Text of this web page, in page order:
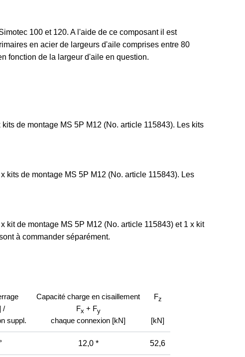
100 et 120. A l'aide de ce composant il est
en acier de largeurs d'aile comprises entre 80
fonction de la largeur d'aile en question.
de montage MS 5P M12 (No. article 115843). Les kits
kits de montage MS 5P M12 (No. article 115843). Les
de montage MS 5P M12 (No. article 115843) et 1 x kit
à commander séparément.
/
suppl.
Capacité charge en cisaillement
Fx + Fy
chaque connexion [kN]
Fz
[kN]
12,0 * 52,6